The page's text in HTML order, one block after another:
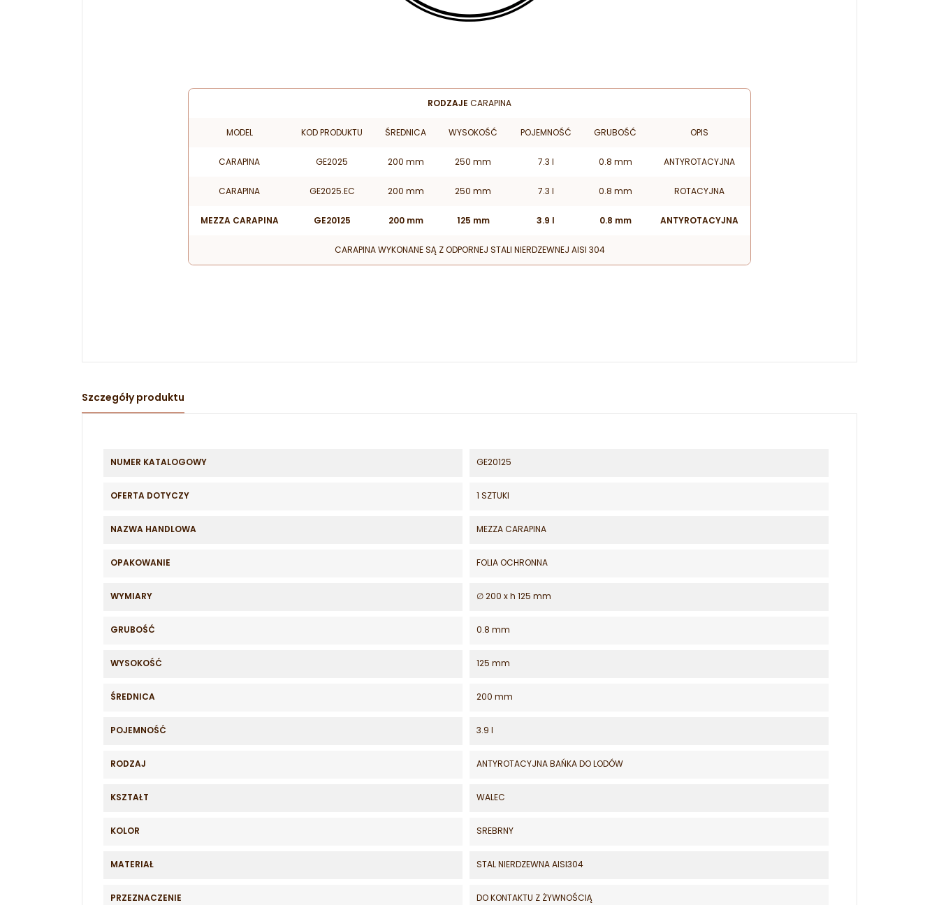
RODZAJE CARAPINA
MODEL KOD PRODUKTU ŚREDNICA WYSOKOŚĆ POJEMNOŚĆ GRUBOŚĆ OPIS
CARAPINA GE2025 200 mm 250 mm 7.3 l 0.8 mm ANTYROTACYJNA
CARAPINA GE2025.EC 200 mm 250 mm 7.3 l 0.8 mm ROTACYJNA
MEZZA CARAPINA GE20125 200 mm 125 mm 3.9 l 0.8 mm ANTYROTACYJNA
CARAPINA WYKONANE SĄ Z ODPORNEJ STALI NIERDZEWNEJ AISI 304
Szczegóły produktu
NUMER KATALOGOWY GE20125
OFERTA DOTYCZY 1 SZTUKI
NAZWA HANDLOWA MEZZA CARAPINA
OPAKOWANIE FOLIA OCHRONNA
WYMIARY ∅ 200 x h 125 mm
GRUBOŚĆ 0.8 mm
WYSOKOŚĆ 125 mm
ŚREDNICA 200 mm
POJEMNOŚĆ 3.9 l
RODZAJ ANTYROTACYJNA BAŃKA DO LODÓW
KSZTAŁT WALEC
KOLOR SREBRNY
MATERIAŁ STAL NIERDZEWNA AISI304
PRZEZNACZENIE DO KONTAKTU Z ŻYWNOŚCIĄ